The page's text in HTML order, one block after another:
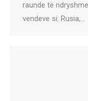
raunde të
vendeve si: Rusia,…